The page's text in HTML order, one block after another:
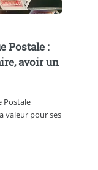
Postale :
avoir un
Postale
valeur pour ses